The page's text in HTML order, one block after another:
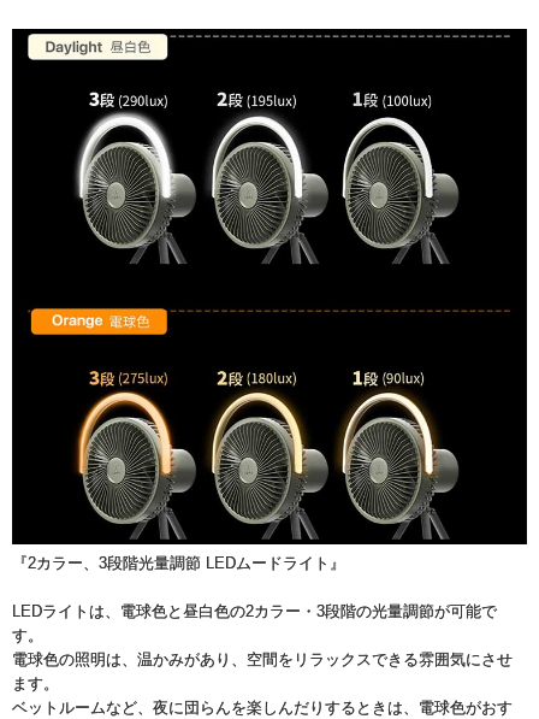
『2カラー、3段階光量調節 LEDムードライト』
LEDライトは、電球色と昼白色の2カラー・3段階の光量調節が可能で
す。
電球色の照明は、温かみがあり、空間をリラックスできる雰囲気にさせ
ます。
ベットルームなど、夜に団らんを楽しんだりするときは、電球色がおす